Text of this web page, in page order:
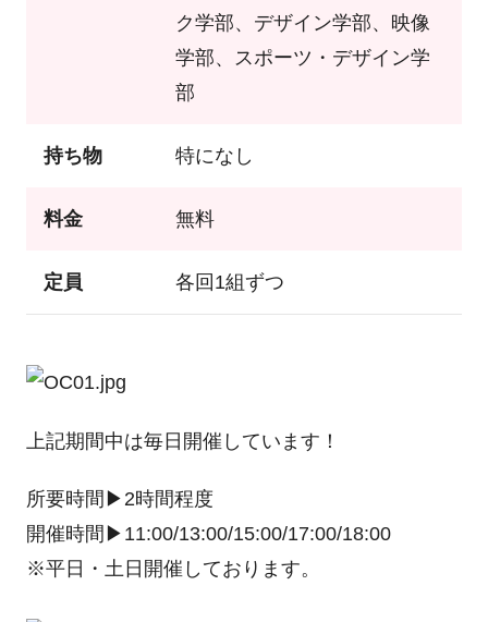
ク学部、デザイン学部、映像
学部、スポーツ・デザイン学
部
持ち物 特になし
料金 無料
定員 各回1組ずつ
上記期間中は毎日開催しています！
所要時間▶2時間程度
開催時間▶11:00/13:00/15:00/17:00/18:00
※平日・土日開催しております。